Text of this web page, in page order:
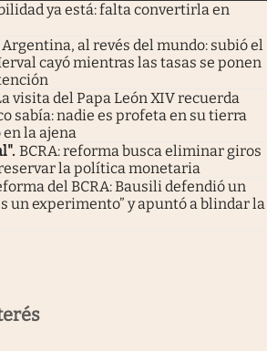
ya está: falta convertirla en
Argentina, al revés del mundo: subió el
cayó mientras las tasas se ponen
visita del Papa León XIV recuerda
sabía: nadie es profeta en su tierra
la ajena
. BCRA: reforma busca eliminar giros
la política monetaria
del BCRA: Bausili defendió un
un experimento” y apuntó a blindar la